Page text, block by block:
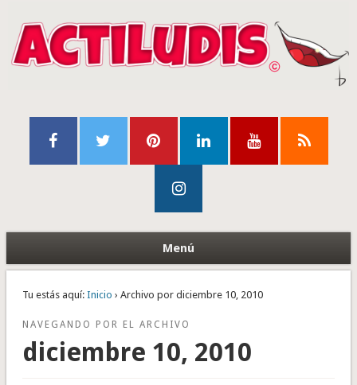
Menú
Tu estás aquí: Inicio › Archivo por diciembre 10, 2010
NAVEGANDO POR EL ARCHIVO
diciembre 10, 2010